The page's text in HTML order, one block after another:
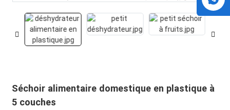
Séchoir alimentaire domestique en plastique à
5 couches